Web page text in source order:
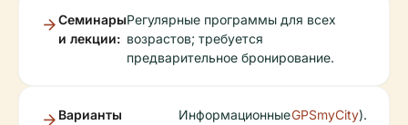
Семинары
и лекции:
Регулярные программы для всех
возрастов; требуется
предварительное бронирование.
Варианты
ИнформационныеGPSmyCity).